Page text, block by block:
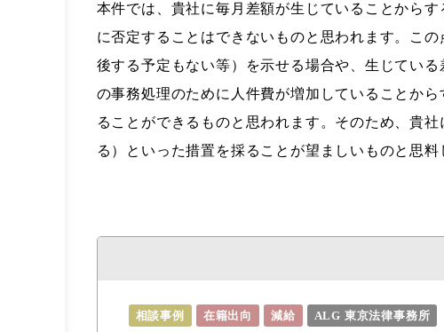
本件では、貴社に毎月差額が生じていることから
に否定することはできないものと思われます。こ
後する予定もない等）を示せる場合や、生じてい
の事務処理のために人件費が増加していることか
ることができるものと思われます。そのため、貴
る）といった措置を採ることが望ましいものと思料
相談事例 在籍出向 減給 ALG 東京法律事務所